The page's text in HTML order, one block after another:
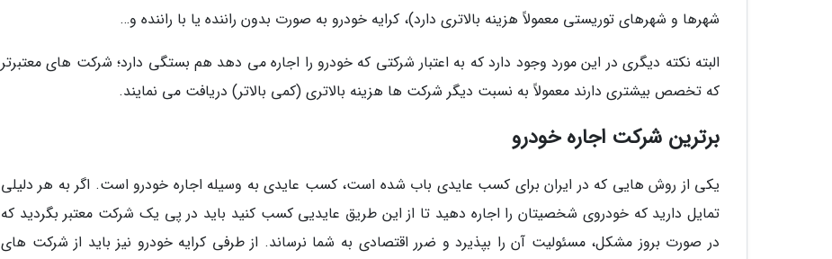
شهرها و شهرهای توریستی معمولاً هزینه بالاتری دارد)، کرایه خودرو به صورت بدون راننده یا با راننده و…
البته نکته دیگری در این مورد وجود دارد که به اعتبار شرکتی که خودرو را اجاره می دهد هم بستگی دارد؛ شرکت های معتبرتر
که تخصص بیشتری دارند معمولاً به نسبت دیگر شرکت ها هزینه بالاتری (کمی بالاتر) دریافت می نمایند.
برترین شرکت اجاره خودرو
یکی از روش هایی که در ایران برای کسب عایدی باب شده است، کسب عایدی به وسیله اجاره خودرو است. اگر به هر دلیلی
تمایل دارید که خودروی شخصیتان را اجاره دهید تا از این طریق عایدیی کسب کنید باید در پی یک شرکت معتبر بگردید که
در صورت بروز مشکل، مسئولیت آن را بپذیرد و ضرر اقتصادی به شما نرساند. از طرفی کرایه خودرو نیز باید از شرکت های